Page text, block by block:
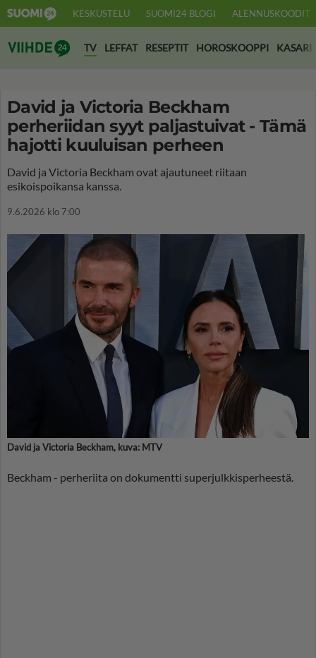
KESKUSTELU SUOMI24 BLOGI ALENNUSKOODIT
Suomi24 Viihde
TV LEFFAT RESEPTIT HOROSKOOPPI KASARI
David ja Victoria Beckham
perheriidan syyt paljastuivat - Tämä
hajotti kuuluisan perheen
David ja Victoria Beckham ovat ajautuneet riitaan
esikoispoikansa kanssa.
9.6.2026 klo 7:00
David ja Victoria Beckham, kuva: MTV
Beckham - perheriita on dokumentti superjulkkisperheestä.